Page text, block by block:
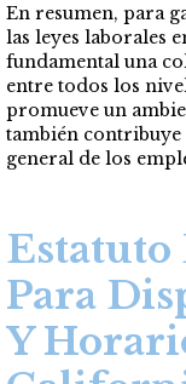
En resumen, para
las leyes laborales
fundamental una
entre todos los
promueve un
también
general de los
Para
Y